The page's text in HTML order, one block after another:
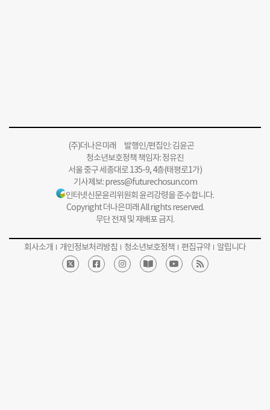
(주)더나은미래 발행인/편집인: 김윤곤
청소년보호정책 책임자: 정유진
서울 중구 세종대로 135-9, 4층(태평로1가)
기사제보:press@futurechosun.com
인터넷신문윤리위원회 윤리강령을 준수합니다.
Copyright 더나은미래 All rights reserved.
무단 전재 및 재배포 금지.
회사소개 개인정보처리방침 청소년보호정책 편집규약 알립니다